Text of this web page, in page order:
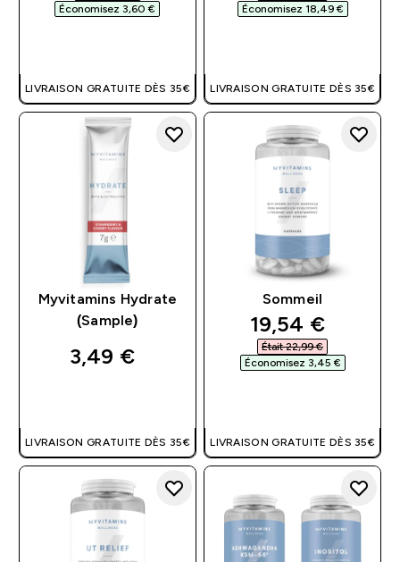
Économisez 3,60 €‎
LIVRAISON GRATUITE DÈS 35€
Économisez 18,49 €‎
LIVRAISON GRATUITE DÈS 35€
Myvitamins Hydrate
(Sample)
3,49 €‎
LIVRAISON GRATUITE DÈS 35€
Sommeil
discounted
19,54 €‎
Était 22,99 €‎
Économisez 3,45 €‎
LIVRAISON GRATUITE DÈS 35€